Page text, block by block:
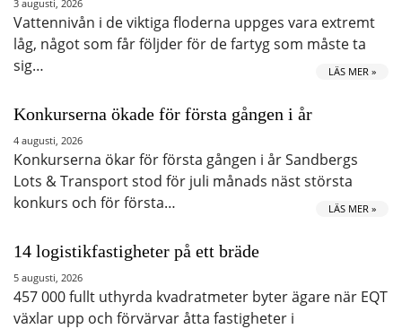
3 augusti, 2026
Vattennivån i de viktiga floderna uppges vara extremt
låg, något som får följder för de fartyg som måste ta
sig…
LÄS MER »
Konkurserna ökade för första gången i år
4 augusti, 2026
Konkurserna ökar för första gången i år Sandbergs
Lots & Transport stod för juli månads näst största
konkurs och för första…
LÄS MER »
14 logistikfastigheter på ett bräde
5 augusti, 2026
457 000 fullt uthyrda kvadratmeter byter ägare när EQT
växlar upp och förvärvar åtta fastigheter i